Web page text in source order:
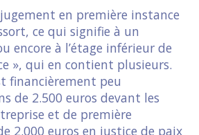
en première instance
ce qui signifie à un
encore à l’étage inférieur de
», qui en contient plusieurs.
financièrement peu
de 2.500 euros devant les
et de première
2.000 euros en justice de paix